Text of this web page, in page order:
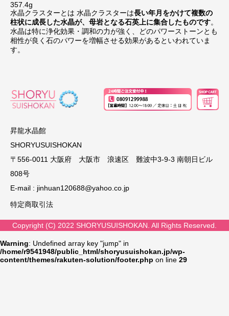
357.4g
水晶クラスターとは 水晶クラスターは長い年月をかけて複数の
柱状に成長した水晶が、母岩となる石英上に集合したものです。
水晶は特に浄化効果・調和の力が強く、どのパワーストーンとも
相性が良く石のパワーを増幅させる効果があるといわれていま
す。
昇龍水晶館
SHORYUSUISHOKAN
〒556-0011 大阪府 大阪市 浪速区 難波中3-9-3 南朝日ビル
808号
E-mail : jinhuan120688@yahoo.co.jp
特定商取引法
Copyright (C) 2022 SHORYUSUISHOKAN. All Rights Reserved.
Warning: Undefined array key "jump" in
/home/r9541948/public_html/shoryusuishokan.jp/wp-
content/themes/rakuten-solution/footer.php on line 29